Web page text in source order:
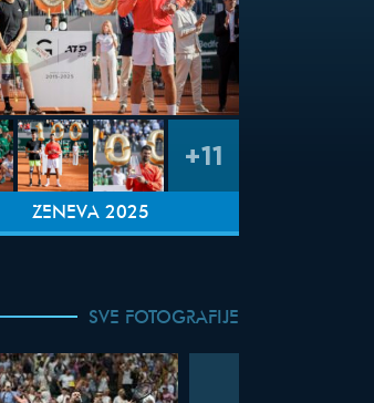
+11
ŽENEVA 2025
SVE FOTOGRAFIJE